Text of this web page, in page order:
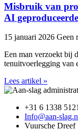
Misbruik van
AI
15 januari 2026 Geen
Een man verzoekt bij
tenuitvoerlegging van
Lees artikel »
+31 6 1338 5121
Info@aan-
Vuursche